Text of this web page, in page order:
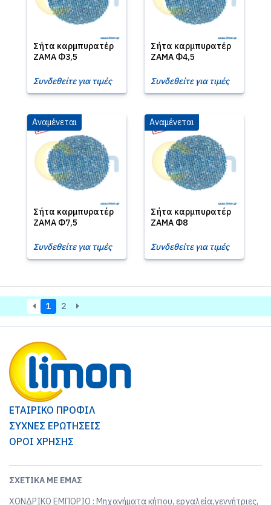
Σήτα καρμπυρατέρ
ZAMA Φ3,5
Συνδεθείτε για τιμές
Σήτα καρμπυρατέρ
ZAMA Φ4,5
Συνδεθείτε για τιμές
Σήτα καρμπυρατέρ
ZAMA Φ7,5
Αναμένεται
Συνδεθείτε για τιμές
Σήτα καρμπυρατέρ
ZAMA Φ8
Αναμένεται
Συνδεθείτε για τιμές
1 2
ΕΤΑΙΡΙΚΟ ΠΡΟΦΙΛ
ΣΥΧΝΕΣ ΕΡΩΤΗΣΕΙΣ
ΟΡΟΙ ΧΡΗΣΗΣ
ΣΧΕΤΙΚΆ ΜΕ ΕΜΆΣ
ΧΟΝΔΡΙΚΟ ΕΜΠΟΡΙΟ : Μηχανήματα κήπου, εργαλεία,γεννήτριες,